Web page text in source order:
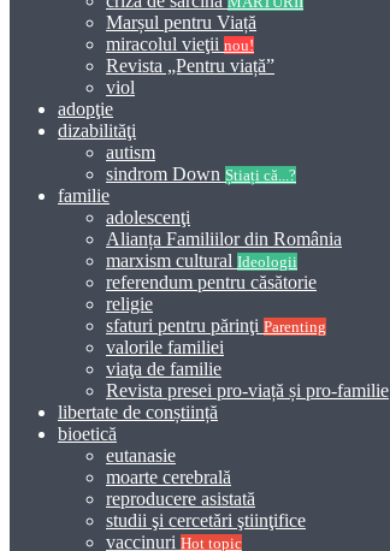
Marșul pentru Viață
miracolul vieţii nou!
Revista „Pentru viață”
viol
adopţie
dizabilităţi
autism
sindrom Down Știați că...?
familie
adolescenţi
Alianța Familiilor din România
marxism cultural Ideologii
referendum pentru căsătorie
religie
sfaturi pentru părinţi Parenting
valorile familiei
viaţa de familie
Revista presei pro-viață și pro-familie
libertate de conștiință
bioetică
eutanasie
moarte cerebrală
reproducere asistată
studii şi cercetări ştiinţifice
vaccinuri Hot topic